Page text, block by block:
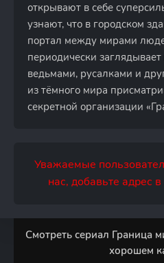
открывают в себе
узнают, что в городском
портал между мирами
периодически
ведьмами, русалками и
из тёмного мира
секретной организации
Уважаемые
нас, добавьте адрес
Смотреть сериал Граница
хорошем